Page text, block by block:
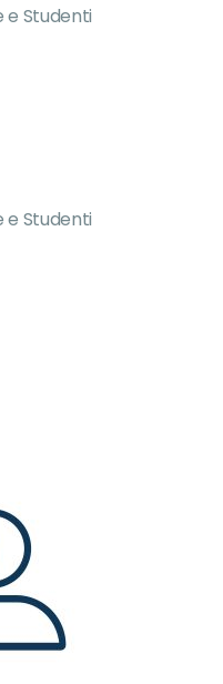
e Studenti
e Studenti